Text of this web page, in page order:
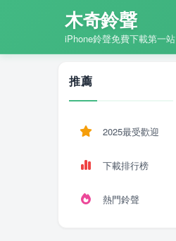
木奇鈴聲
iPhone鈴聲免費下載第一站
推薦
2025最受歡迎
下載排行榜
熱門鈴聲